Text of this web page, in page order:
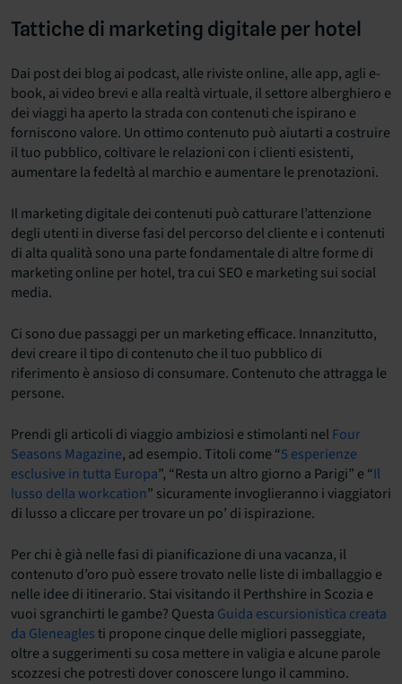
Tattiche di marketing digitale per hotel
Dai post dei blog ai podcast, alle riviste online, alle app, agli e-
book, ai video brevi e alla realtà virtuale, il settore alberghiero e
dei viaggi ha aperto la strada con contenuti che ispirano e
forniscono valore. Un ottimo contenuto può aiutarti a costruire
il tuo pubblico, coltivare le relazioni con i clienti esistenti,
aumentare la fedeltà al marchio e aumentare le prenotazioni.
Il marketing digitale dei contenuti può catturare l’attenzione
degli utenti in diverse fasi del percorso del cliente e i contenuti
di alta qualità sono una parte fondamentale di altre forme di
marketing online per hotel, tra cui SEO e marketing sui social
media.
Ci sono due passaggi per un marketing efficace. Innanzitutto,
devi creare il tipo di contenuto che il tuo pubblico di
riferimento è ansioso di consumare. Contenuto che attragga le
persone.
Prendi gli articoli di viaggio ambiziosi e stimolanti nel Four
Seasons Magazine, ad esempio. Titoli come “5 esperienze
esclusive in tutta Europa”, “Resta un altro giorno a Parigi” e “Il
lusso della workcation” sicuramente invoglieranno i viaggiatori
di lusso a cliccare per trovare un po’ di ispirazione.
Per chi è già nelle fasi di pianificazione di una vacanza, il
contenuto d’oro può essere trovato nelle liste di imballaggio e
nelle idee di itinerario. Stai visitando il Perthshire in Scozia e
vuoi sgranchirti le gambe? Questa Guida escursionistica creata
da Gleneaglesti propone cinque delle migliori passeggiate,
oltre a suggerimenti su cosa mettere in valigia e alcune parole
scozzesi che potresti dover conoscere lungo il cammino.